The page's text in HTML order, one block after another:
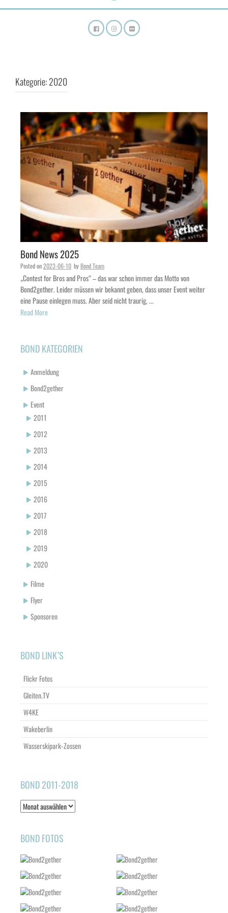
Kategorie:2020
Bond News 2025
Posted on2023-06-10 byBond Team
„Contest for Bros and Pros“ – das war schon immer das Motto von
Bond2gether. Leider müssen wir bekannt geben, dass unser Event weiter
eine Pause einlegen muss. Aber seid nicht traurig, ...
Read More
BOND KATEGORIEN
Anmeldung
Bond2gether
Event
2011
2012
2013
2014
2015
2016
2017
2018
2019
2020
Filme
Flyer
Sponsoren
BOND LINK’S
Flickr Fotos
Gleiten.TV
W4KE
Wakeberlin
Wasserskipark-Zossen
BOND 2011-2018
Bond
2011-
BOND FOTOS